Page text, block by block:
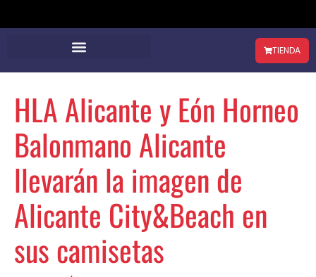
TIENDA
HLA Alicante y Eón Horneo
Balonmano Alicante
llevarán la imagen de
Alicante City&Beach en
sus camisetas